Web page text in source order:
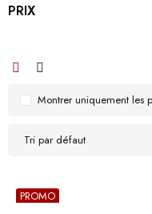
PRIX
Tri par défaut
Montrer uniquement les
PROMO